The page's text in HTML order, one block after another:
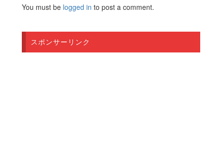
You must be logged in to post a comment.
スポンサーリンク